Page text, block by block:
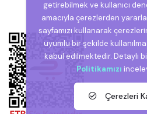
getirebilmek ve kullanıcı
amacıyla çerezlerden
sayfamızı kullanarak
uyumlu bir şekilde
kabul edilmektedir. Detaylı
Politikamızı
Çerezleri